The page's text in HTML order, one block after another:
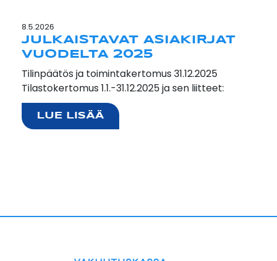
8.5.2026
JULKAISTAVAT ASIAKIRJAT
VUODELTA 2025
Tilinpäätös ja toimintakertomus 31.12.2025
Tilastokertomus 1.1.-31.12.2025 ja sen liitteet:
LUE LISÄÄ